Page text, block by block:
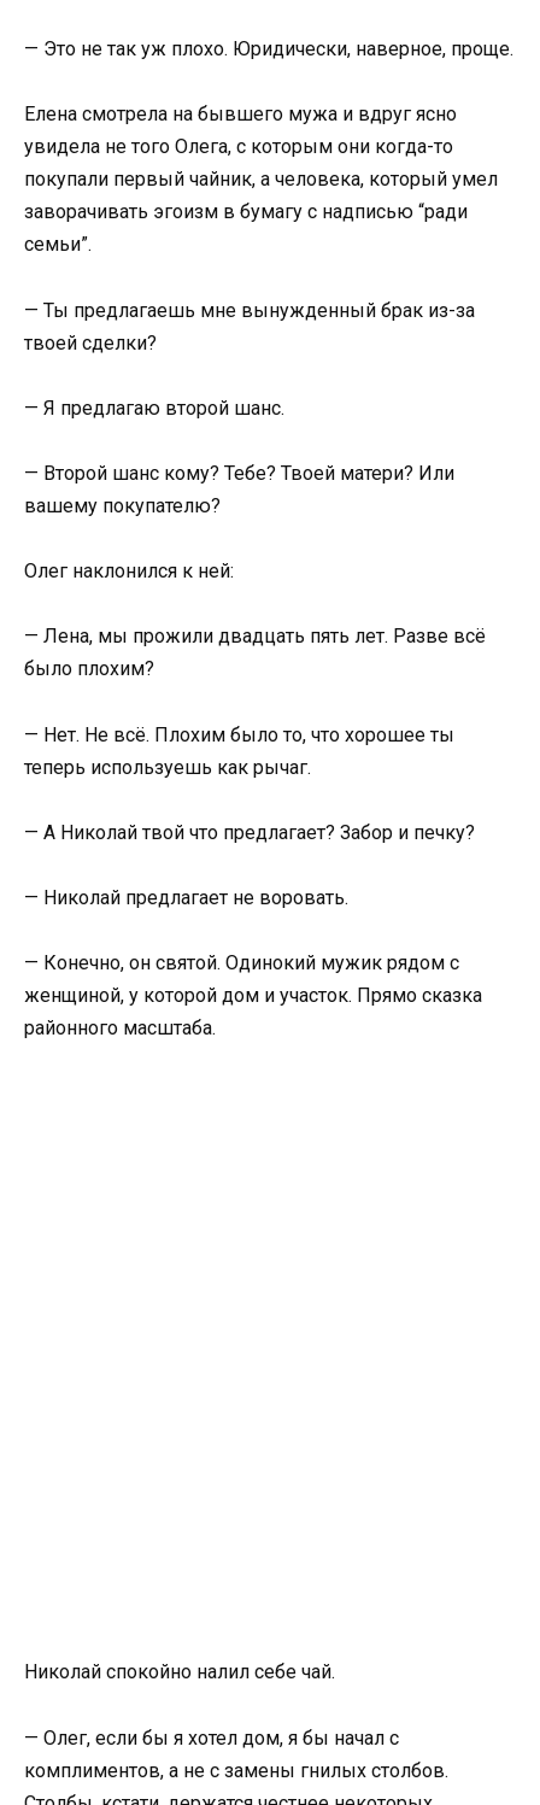
— Это не так уж плохо. Юридически, наверное, проще.
Елена смотрела на бывшего мужа и вдруг ясно
увидела не того Олега, с которым они когда-то
покупали первый чайник, а человека, который умел
заворачивать эгоизм в бумагу с надписью “ради
семьи”.
— Ты предлагаешь мне вынужденный брак из-за
твоей сделки?
— Я предлагаю второй шанс.
— Второй шанс кому? Тебе? Твоей матери? Или
вашему покупателю?
Олег наклонился к ней:
— Лена, мы прожили двадцать пять лет. Разве всё
было плохим?
— Нет. Не всё. Плохим было то, что хорошее ты
теперь используешь как рычаг.
— А Николай твой что предлагает? Забор и печку?
— Николай предлагает не воровать.
— Конечно, он святой. Одинокий мужик рядом с
женщиной, у которой дом и участок. Прямо сказка
районного масштаба.
Николай спокойно налил себе чай.
— Олег, если бы я хотел дом, я бы начал с
комплиментов, а не с замены гнилых столбов.